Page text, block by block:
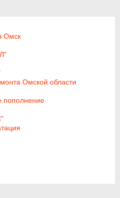
Омск
Омской области